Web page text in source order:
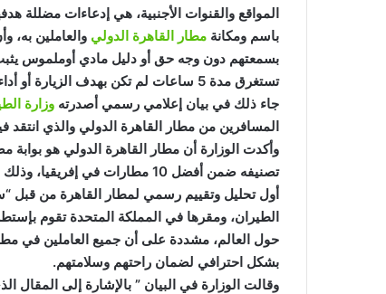
المواقع والقنوات الأجنبية، هي إدعاءات مضللة
باسم ومكانة مطار القاهرة الدولي والعاملين به،
بسمعتهم دون وجه حق أو دليل مادي أوملموس
تستغرق مدة 5 ساعات لم تكن بهدف الزيارة أو أداء مهمة بل استهدفت الإسقاط على
جاء ذلك في بيان إعلامي رسمي أصدرته وزارة
المسافرين من مطار القاهرة الدولي والذي انتقد
أول تحليل وتقييم رسمي لمطار القاهرة من
الطيران، ومقرها في المملكة المتحدة تقوم
حول العالم، مشددة على أن جميع العاملين في
بشكل احترافي لضمان راحتهم وسلامتهم.
وقالت الوزارة في البيان ” بالإشارة إلى المقال